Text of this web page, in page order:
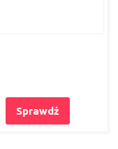
Sprawdź